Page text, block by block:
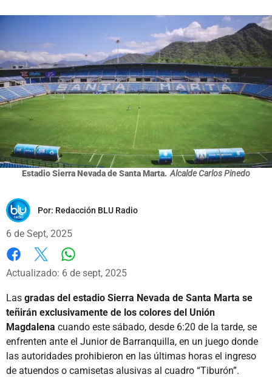
Estadio Sierra Nevada de Santa Marta. Alcalde Carlos Pinedo
Por: Redacción BLU Radio
6 de Sept, 2025
Facebook
X
Actualizado: 6 de sept, 2025
Las gradas del estadio Sierra Nevada de Santa Marta se
teñirán exclusivamente de los colores del Unión
Magdalena cuando este sábado, desde 6:20 de la tarde, se
enfrenten ante el Junior de Barranquilla, en un juego donde
las autoridades prohibieron en las últimas horas el ingreso
de atuendos o camisetas alusivas al cuadro “Tiburón”.